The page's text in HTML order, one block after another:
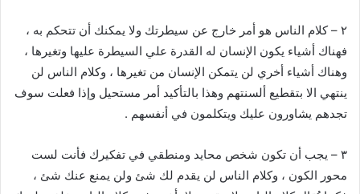
٢ – كلام الناس هو أمر خارج عن سيطرتك ولا يمكنك أن تتحكم به ،
فهناك أشياء يكون الإنسان له القدرة علي السيطرة عليها وتغيرها ،
وهناك أشياء أخري لن يتمكن الإنسان من تغيرها ، وكلام الناس لن
ينتهي الا بتقطيع ألسنتهم وهذا بالتأكيد أمر مستحيل وإذا فعلت سوف
تجدهم يشاورون عليك ويتكلمون في أنفسهم .
٣ – يجب أن تكون شخص محايد ومنطقي في تفكيرك فأنت لست
محور الكون ، وكلام الناس لن يقدم لك شئ ولن يمنع عنك شئ ،